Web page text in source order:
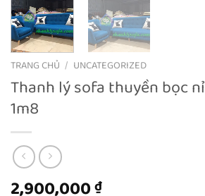
TRANG CHỦ / UNCATEGORIZED
Thanh lý sofa thuyền bọc
1m8
2,900,000₫